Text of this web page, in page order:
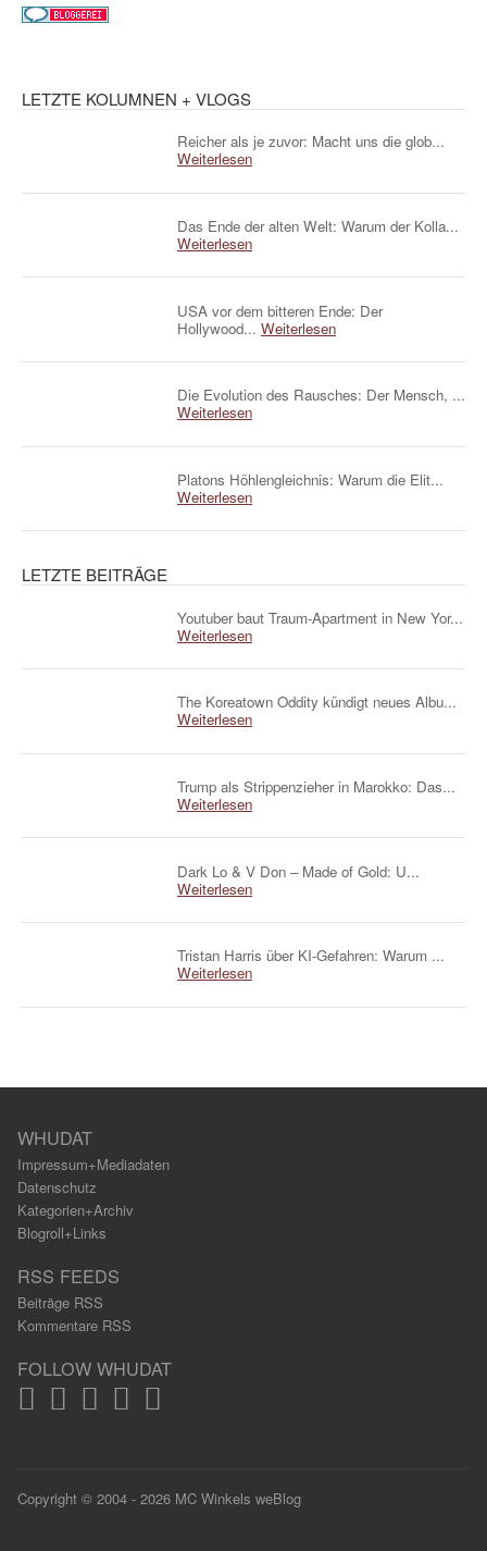
LETZTE KOLUMNEN + VLOGS
Reicher als je zuvor: Macht uns die glob...
Weiterlesen
Das Ende der alten Welt: Warum der Kolla...
Weiterlesen
USA vor dem bitteren Ende: Der
Hollywood... Weiterlesen
Die Evolution des Rausches: Der Mensch, ...
Weiterlesen
Platons Höhlengleichnis: Warum die Elit...
Weiterlesen
LETZTE BEITRÄGE
Youtuber baut Traum-Apartment in New Yor...
Weiterlesen
The Koreatown Oddity kündigt neues Albu...
Weiterlesen
Trump als Strippenzieher in Marokko: Das...
Weiterlesen
Dark Lo & V Don – Made of Gold: U...
Weiterlesen
Tristan Harris über KI-Gefahren: Warum ...
Weiterlesen
WHUDAT
Impressum+Mediadaten
Datenschutz
Kategorien+Archiv
Blogroll+Links
RSS FEEDS
Beiträge RSS
Kommentare RSS
FOLLOW WHUDAT
Copyright © 2004 - 2026 MC Winkels weBlog